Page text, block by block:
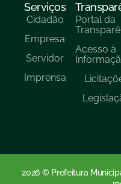
Serviços
Cidadão
Empresa
Servidor
Imprensa
Portal da
Acesso à
2026 © Prefeitura